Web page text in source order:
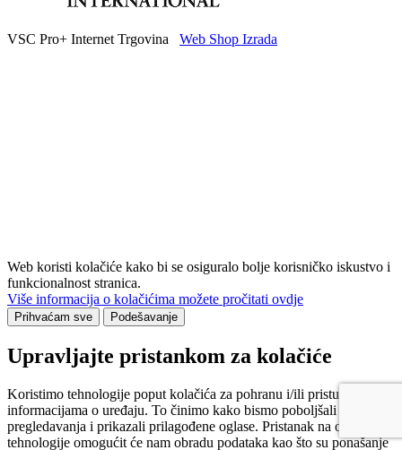
VSC Pro+ Internet Trgovina Web Shop Izrada
Web koristi kolačiće kako bi se osiguralo bolje korisničko iskustvo i
funkcionalnost stranica.
Više informacija o kolačićima možete pročitati ovdje
Prihvaćam sve Podešavanje
Upravljajte pristankom za kolačiće
Koristimo tehnologije poput kolačića za pohranu i/ili pristup
informacijama o uređaju. To činimo kako bismo poboljšali iskustvo
pregledavanja i prikazali prilagođene oglase. Pristanak na ove
tehnologije omogućit će nam obradu podataka kao što su ponašanje